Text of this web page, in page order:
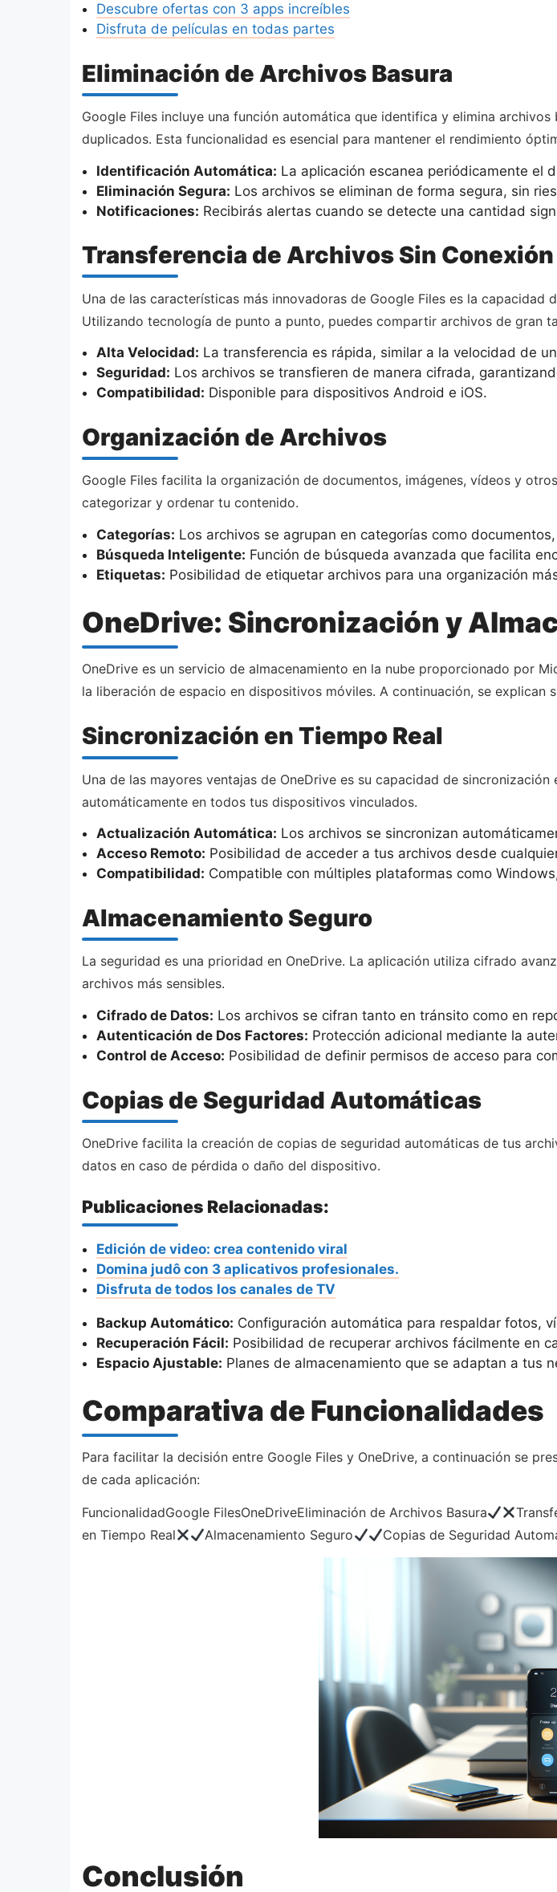
Descubre ofertas con 3 apps increíbles
Disfruta de películas en todas partes
Eliminación de Archivos Basura
Google Files incluye una función automática que identifica y elimina
duplicados. Esta funcionalidad es esencial para mantener el rendimiento
Identificación Automática: La aplicación escanea periódicamente el
Eliminación Segura: Los archivos se eliminan de forma segura, sin
Notificaciones: Recibirás alertas cuando se detecte una cantidad
Transferencia de Archivos Sin Conexión
Una de las características más innovadoras de Google Files es la
Utilizando tecnología de punto a punto, puedes compartir archivos de gran
Alta Velocidad: La transferencia es rápida, similar a la velocidad de
Seguridad: Los archivos se transfieren de manera cifrada,
Compatibilidad: Disponible para dispositivos Android e iOS.
Organización de Archivos
Google Files facilita la organización de documentos, imágenes, vídeos y
categorizar y ordenar tu contenido.
Categorías: Los archivos se agrupan en categorías como
Búsqueda Inteligente: Función de búsqueda avanzada que facilita
Etiquetas: Posibilidad de etiquetar archivos para una organización
OneDrive: Sincronización y
OneDrive es un servicio de almacenamiento en la nube proporcionado por
la liberación de espacio en dispositivos móviles. A continuación, se explican
Sincronización en Tiempo Real
Una de las mayores ventajas de OneDrive es su capacidad de
automáticamente en todos tus dispositivos vinculados.
Actualización Automática: Los archivos se sincronizan
Acceso Remoto: Posibilidad de acceder a tus archivos desde
Compatibilidad: Compatible con múltiples plataformas como
Almacenamiento Seguro
La seguridad es una prioridad en OneDrive. La aplicación utiliza cifrado
archivos más sensibles.
Cifrado de Datos: Los archivos se cifran tanto en tránsito como en
Autenticación de Dos Factores: Protección adicional mediante la
Control de Acceso: Posibilidad de definir permisos de acceso para
Copias de Seguridad Automáticas
OneDrive facilita la creación de copias de seguridad automáticas de tus
datos en caso de pérdida o daño del dispositivo.
Publicaciones Relacionadas:
Edición de video: crea contenido viral
Domina judô con 3 aplicativos profesionales.
Disfruta de todos los canales de TV
Backup Automático: Configuración automática para respaldar fotos,
Recuperación Fácil: Posibilidad de recuperar archivos fácilmente en
Espacio Ajustable: Planes de almacenamiento que se adaptan a tus
Comparativa de Funcionalidades
Para facilitar la decisión entre Google Files y OneDrive, a continuación se
de cada aplicación:
FuncionalidadGoogle FilesOneDriveEliminación de Archivos Basura
en Tiempo Real
Almacenamiento Seguro Copias de Seguridad
Conclusión